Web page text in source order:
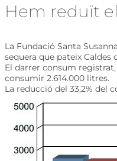
Hem reduït
La Fundació Santa
sequera que pateix Caldes
El darrer consum
consumir 2.614.000 litres.
La reducció del 33,2% del